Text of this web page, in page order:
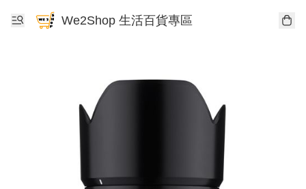
We2Shop 生活百貨專區